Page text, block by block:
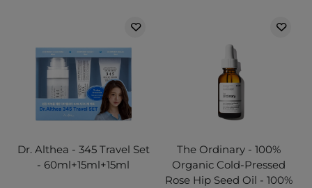
Dr. Althea - 345 Travel Set
- 60ml+15ml+15ml
The Ordinary - 100%
Organic Cold-Pressed
Rose Hip Seed Oil - 100%